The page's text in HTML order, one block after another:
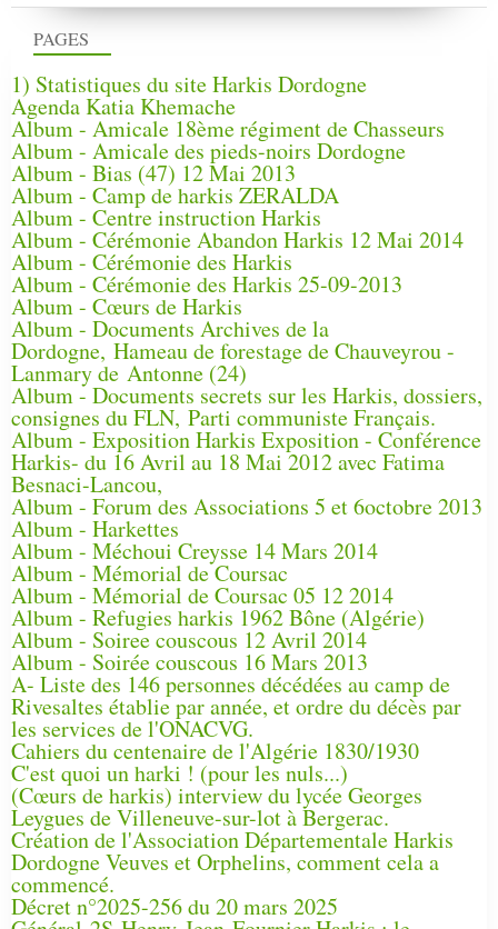
PAGES
1) Statistiques du site Harkis Dordogne
Agenda Katia Khemache
Album - Amicale 18ème régiment de Chasseurs
Album - Amicale des pieds-noirs Dordogne
Album - Bias (47) 12 Mai 2013
Album - Camp de harkis ZERALDA
Album - Centre instruction Harkis
Album - Cérémonie Abandon Harkis 12 Mai 2014
Album - Cérémonie des Harkis
Album - Cérémonie des Harkis 25-09-2013
Album - Cœurs de Harkis
Album - Documents Archives de la
Dordogne, Hameau de forestage de Chauveyrou -
Lanmary de Antonne (24)
Album - Documents secrets sur les Harkis, dossiers,
consignes du FLN, Parti communiste Français.
Album - Exposition Harkis Exposition - Conférence
Harkis- du 16 Avril au 18 Mai 2012 avec Fatima
Besnaci-Lancou,
Album - Forum des Associations 5 et 6octobre 2013
Album - Harkettes
Album - Méchoui Creysse 14 Mars 2014
Album - Mémorial de Coursac
Album - Mémorial de Coursac 05 12 2014
Album - Refugies harkis 1962 Bône (Algérie)
Album - Soiree couscous 12 Avril 2014
Album - Soirée couscous 16 Mars 2013
A- Liste des 146 personnes décédées au camp de
Rivesaltes établie par année, et ordre du décès par
les services de l'ONACVG.
Cahiers du centenaire de l'Algérie 1830/1930
C'est quoi un harki ! (pour les nuls...)
(Cœurs de harkis) interview du lycée Georges
Leygues de Villeneuve-sur-lot à Bergerac.
Création de l'Association Départementale Harkis
Dordogne Veuves et Orphelins, comment cela a
commencé.
Décret n°2025-256 du 20 mars 2025